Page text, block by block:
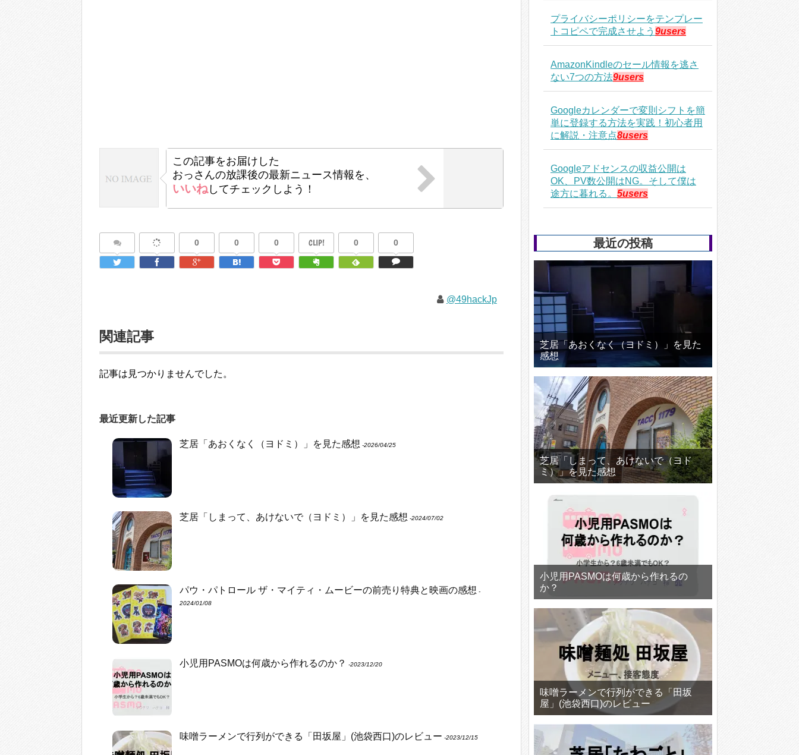
この記事をお届けした
おっさんの放課後の最新ニュース情報を、
いいねしてチェックしよう！
0 0 0 CLIP! 0 0
@49hackJp
関連記事
記事は見つかりませんでした。
最近更新した記事
芝居「あおくなく（ヨドミ）」を見た感想 ‐2026/04/25
芝居「しまって、あけないで（ヨドミ）」を見た感想 ‐2024/07/02
パウ・パトロール ザ・マイティ・ムービーの前売り特典と映画の感想 ‐
2024/01/08
小児用PASMOは何歳から作れるのか？ ‐2023/12/20
味噌ラーメンで行列ができる「田坂屋」(池袋西口)のレビュー ‐2023/12/15
プライバシーポリシーをテンプレー
トコピペで完成させよう 9users
AmazonKindleのセール情報を逃さ
ない7つの方法9users
Googleカレンダーで変則シフトを簡
単に登録する方法を実践！初心者用
に解説・注意点8users
Googleアドセンスの収益公開は
OK、PV数公開はNG。そして僕は
途方に暮れる。 5users
最近の投稿
芝居「あおくなく（ヨドミ）」を見た
感想
芝居「しまって、あけないで（ヨド
ミ）」を見た感想
小児用PASMOは何歳から作れるの
か？
味噌ラーメンで行列ができる「田坂
屋」(池袋西口)のレビュー